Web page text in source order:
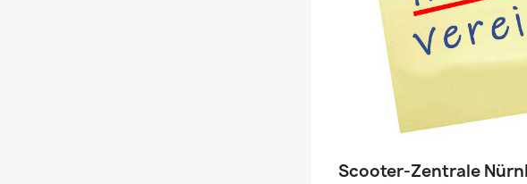
Scooter-Zentrale